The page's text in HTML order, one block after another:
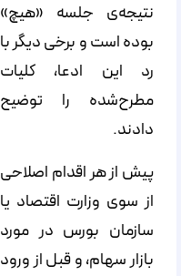
نتیجه‌ی جلسه «هیچ»
بوده است و برخی دیگر با
رد این ادعا، کلیات
مطرح‌شده را توضیح
دادند.
پیش از هر اقدام اصلاحی
از سوی وزارت اقتصاد یا
سازمان بورس در مورد
بازار سهام، و قبل از ورود